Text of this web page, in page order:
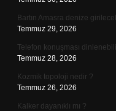
Bartın Amasra denize
Temmuz 29, 2026
Telefon konuşması
Temmuz 28, 2026
Kozmik topoloji nedir ?
Temmuz 26, 2026
Kalker dayanıklı mı ?